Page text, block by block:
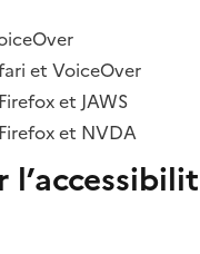
et VoiceOver
et JAWS
et NVDA